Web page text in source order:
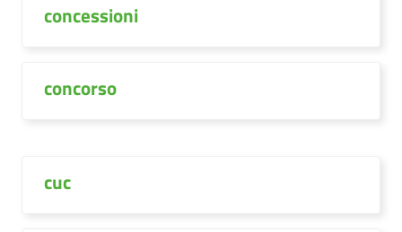
concessioni
concorso
cuc